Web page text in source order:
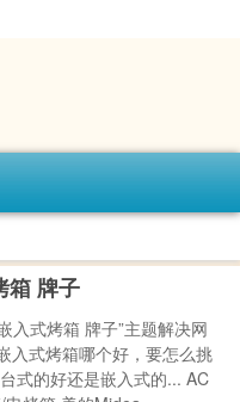
箱 牌子
入式烤箱 牌子”主题解决网
入式烤箱哪个好，要怎么挑
式的好还是嵌入式的... AC